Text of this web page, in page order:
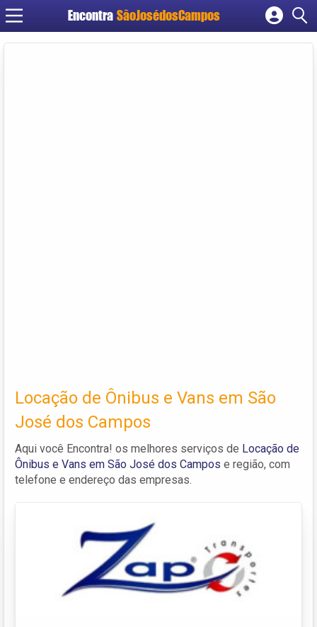
Encontra SãoJosédosCampos
Cadastrar empresa
Locação de Ônibus e Vans em São
José dos Campos
Aqui você Encontra! os melhores serviços de Locação de
Ônibus e Vans em São José dos Campos e região, com
telefone e endereço das empresas.